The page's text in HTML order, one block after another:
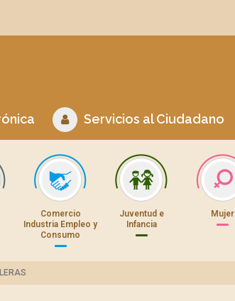
Servicios al Ciudadano
Comercio
Industria Empleo y
Consumo
Juventud e
Infancia
Mujer